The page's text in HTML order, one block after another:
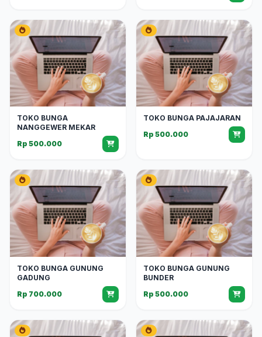
TOKO BUNGA
NANGGEWER MEKAR
Rp 500.000
TOKO BUNGA PAJAJARAN
Rp 500.000
TOKO BUNGA GUNUNG
GADUNG
Rp 700.000
TOKO BUNGA GUNUNG
BUNDER
Rp 500.000